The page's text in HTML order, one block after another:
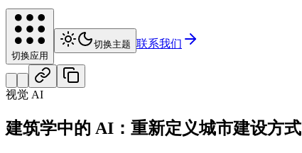
切换应用
切换主题 联系我们
视觉 AI
建筑学中的 AI：重新定义城市建设方式